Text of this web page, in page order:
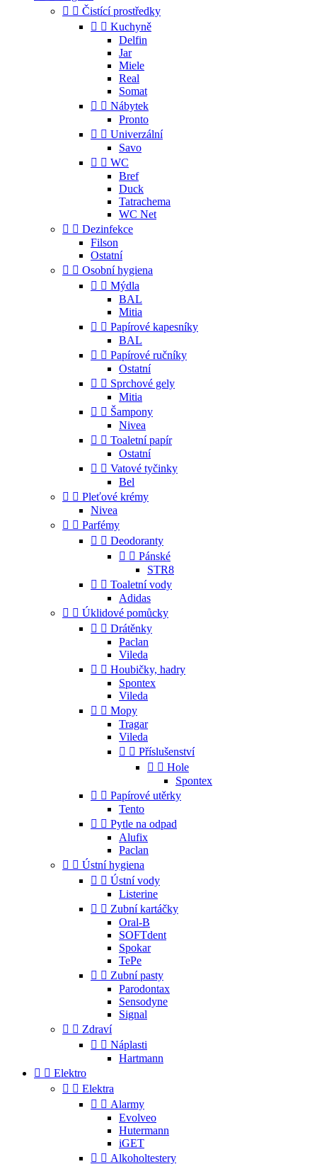
  Čistící prostředky
  Kuchyně
Delfin
Jar
Miele
Real
Somat
  Nábytek
Pronto
  Univerzální
Savo
  WC
Bref
Duck
Tatrachema
WC Net
  Dezinfekce
Filson
Ostatní
  Osobní hygiena
  Mýdla
BAL
Mitia
  Papírové kapesníky
BAL
  Papírové ručníky
Ostatní
  Sprchové gely
Mitia
  Šampony
Nivea
  Toaletní papír
Ostatní
  Vatové tyčinky
Bel
  Pleťové krémy
Nivea
  Parfémy
  Deodoranty
  Pánské
STR8
  Toaletní vody
Adidas
  Úklidové pomůcky
  Drátěnky
Paclan
Vileda
  Houbičky, hadry
Spontex
Vileda
  Mopy
Tragar
Vileda
  Příslušenství
  Hole
Spontex
  Papírové utěrky
Tento
  Pytle na odpad
Alufix
Paclan
  Ústní hygiena
  Ústní vody
Listerine
  Zubní kartáčky
Oral-B
SOFTdent
Spokar
TePe
  Zubní pasty
Parodontax
Sensodyne
Signal
  Zdraví
  Náplasti
Hartmann
  Elektro
  Elektra
  Alarmy
Evolveo
Hutermann
iGET
  Alkoholtestery